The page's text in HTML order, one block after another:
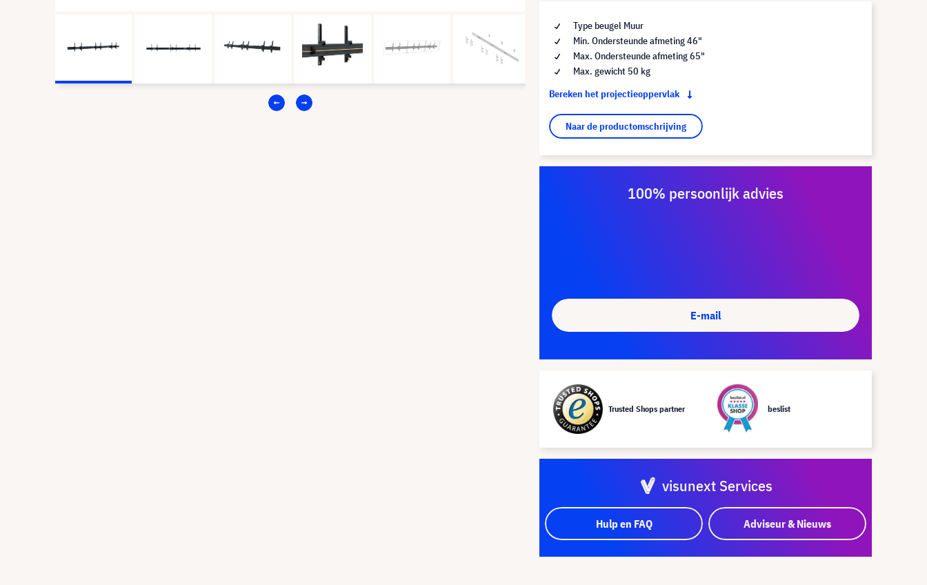
Type beugel Muur
Min. Ondersteunde afmeting 46"
Max. Ondersteunde afmeting 65"
Max. gewicht 50 kg
Bereken het projectieoppervlak
Naar de productomschrijving
100% persoonlijk advies
E-mail
Trusted Shops partner beslist
visunext Services
Hulp en FAQ Adviseur & Nieuws